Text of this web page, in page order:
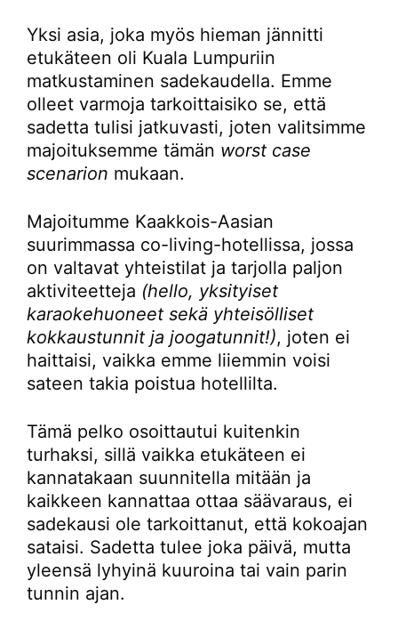
Yksi asia, joka myös hieman jännitti
etukäteen oli Kuala Lumpuriin
matkustaminen sadekaudella. Emme
olleet varmoja tarkoittaisiko se, että
sadetta tulisi jatkuvasti, joten valitsimme
majoituksemme tämän worst case
scenarion mukaan.
Majoitumme Kaakkois-Aasian
suurimmassa co-living-hotellissa, jossa
on valtavat yhteistilat ja tarjolla paljon
aktiviteetteja (hello, yksityiset
karaokehuoneet sekä yhteisölliset
kokkaustunnit ja joogatunnit!), joten ei
haittaisi, vaikka emme liiemmin voisi
sateen takia poistua hotellilta.
Tämä pelko osoittautui kuitenkin
turhaksi, sillä vaikka etukäteen ei
kannatakaan suunnitella mitään ja
kaikkeen kannattaa ottaa säävaraus, ei
sadekausi ole tarkoittanut, että kokoajan
sataisi. Sadetta tulee joka päivä, mutta
yleensä lyhyinä kuuroina tai vain parin
tunnin ajan.